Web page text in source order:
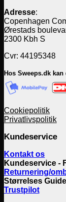
Adresse:
Copenhagen
Ørestads
2300 Kbh S
Cvr: 44195348
Hos Sweeps.dk
Cookiepolitik
Privatlivspolitik
Kundeservice
Kontakt os
Kundeservice -
Returnering/
Størrelses Guide
Trustpilot